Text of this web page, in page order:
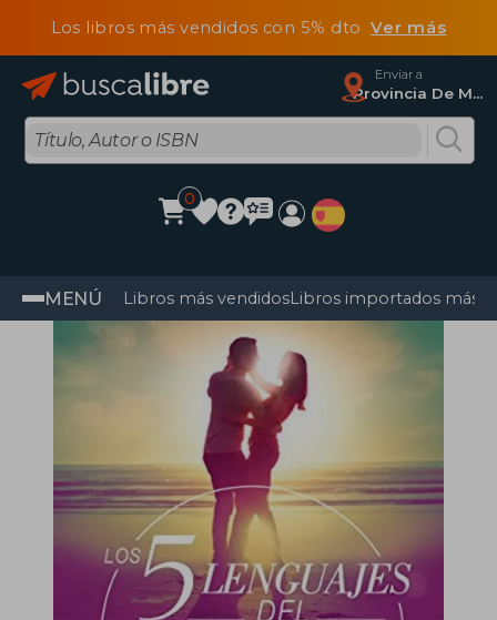
Los libros más vendidos con 5% dtoVer más
Enviar a
Provincia De Madrid
0
MENÚ Libros más vendidosLibros importados más